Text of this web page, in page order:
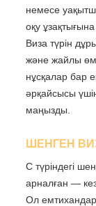
немесе
оқу
Виза түрін
және жайлы
нұсқалар бар
әрқайсысы
маңызды.
ШЕНГЕН
С түріндегі
арналған —
Ол емтихандар